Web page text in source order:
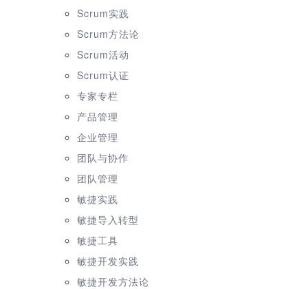
Scrum实践
Scrum方法论
Scrum活动
Scrum认证
专家专栏
产品管理
企业管理
团队与协作
团队管理
敏捷实践
敏捷导入转型
敏捷工具
敏捷开发实践
敏捷开发方法论